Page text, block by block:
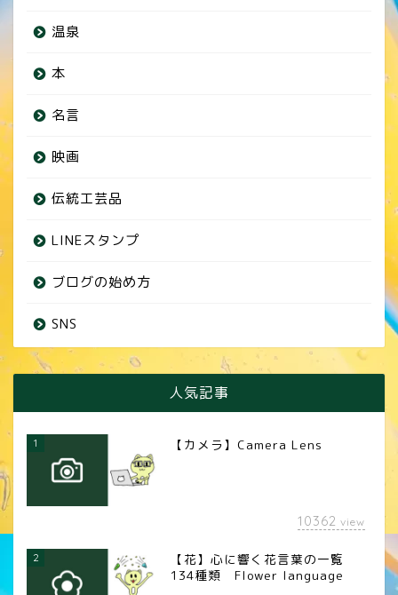
温泉
本
名言
映画
伝統工芸品
LINEスタンプ
ブログの始め方
SNS
人気記事
1 【カメラ】Camera Lens
10362 view
2
【花】心に響く花言葉の一覧
134種類 Flower language